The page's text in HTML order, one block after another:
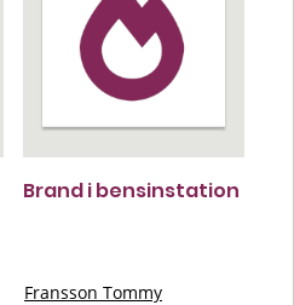
Brand i bensinstation
Fransson Tommy